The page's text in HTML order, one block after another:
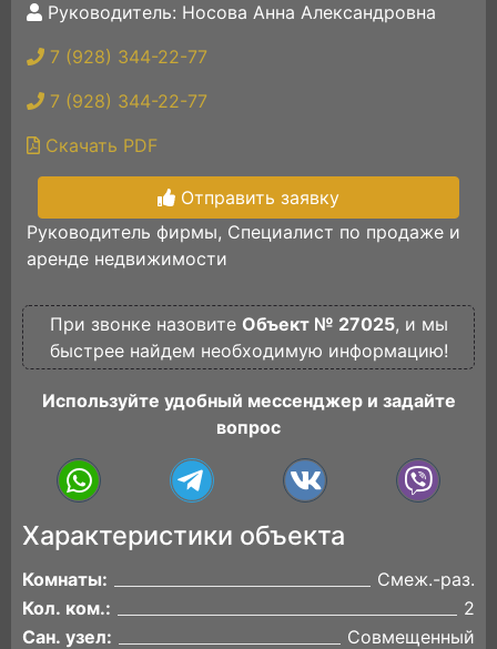
Руководитель: Носова Анна Александровна
7 (928) 344-22-77
7 (928) 344-22-77
Скачать PDF
Отправить заявку
Руководитель фирмы, Специалист по продаже и
аренде недвижимости
При звонке назовите Объект № 27025, и мы
быстрее найдем необходимую информацию!
Используйте удобный мессенджер и задайте
вопрос
Характеристики объекта
Комнаты:
Смеж.-раз.
Кол. ком.:
2
Сан. узел:
Совмещенный